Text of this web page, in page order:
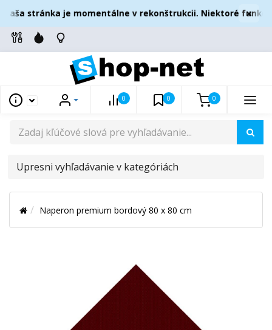
stránka je momentálne v rekonštrukcii. Niektoré ×
0 0 0
UPRESNI
V
KATEGÓRIÁCH
Naperon premium bordový 80 x 80 cm